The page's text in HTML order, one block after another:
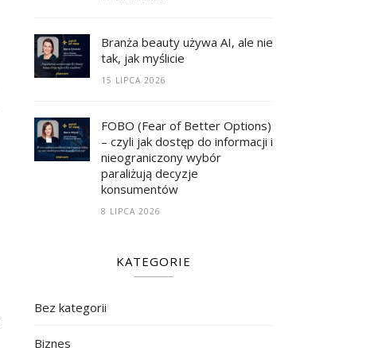
Branża beauty używa AI, ale nie
tak, jak myślicie
15 LIPCA 2026
FOBO (Fear of Better Options)
– czyli jak dostęp do informacji i
nieograniczony wybór
paraliżują decyzje
konsumentów
8 LIPCA 2026
KATEGORIE
Bez kategorii
Biznes